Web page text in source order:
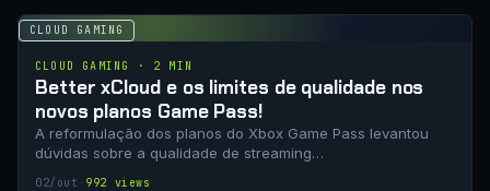
CLOUD GAMING
CLOUD GAMING · 2 MIN
Better xCloud e os limites de qualidade nos
novos planos Game Pass!
A reformulação dos planos do Xbox Game Pass levantou
dúvidas sobre a qualidade de streaming…
02/out · 992 views